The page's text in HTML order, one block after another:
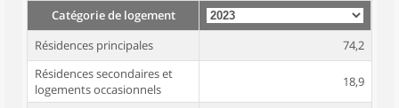
Catégorie de logement
Résidences principales
74,2
Résidences secondaires et
logements occasionnels
18,9